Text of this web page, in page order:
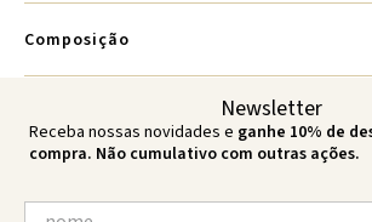
Composição
Newsletter
Receba nossas novidades e ganhe 10% de
compra. Não cumulativo com outras ações.